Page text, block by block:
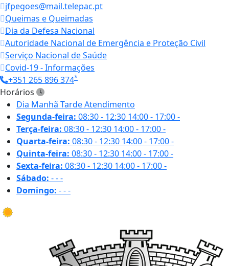
jfpegoes@mail.telepac.pt
Queimas e Queimadas
Dia da Defesa Nacional
Autoridade Nacional de Emergência e Proteção Civil
Serviço Nacional de Saúde
Covid-19 - Informações
+351 265 896 374*
Horários
Dia Manhã TardeAtendimento
Segunda-feira: 08:30 - 12:30 14:00 - 17:00-
Terça-feira: 08:30 - 12:30 14:00 - 17:00-
Quarta-feira: 08:30 - 12:30 14:00 - 17:00-
Quinta-feira: 08:30 - 12:30 14:00 - 17:00-
Sexta-feira: 08:30 - 12:30 14:00 - 17:00-
Sábado: ---
Domingo: ---